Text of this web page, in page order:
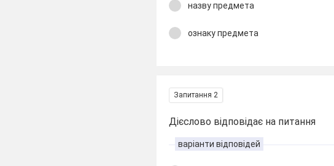
назву предмета
ознаку предмета
Запитання 2
Дієслово відповідає на питання
варіанти відповідей